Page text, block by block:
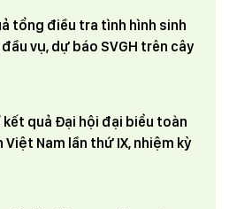
tổng điều tra tình hình sinh
vụ, dự báo SVGH trên cây
quả Đại hội đại biểu toàn
Việt Nam lần thứ IX, nhiệm kỳ